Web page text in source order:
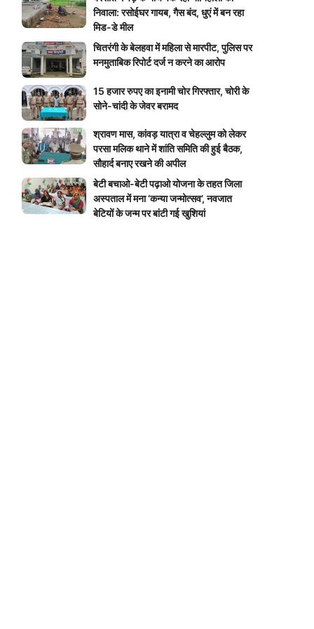
निवाला: रसोईघर गायब, गैस बंद, धुएं में बन रहा
मिड-डे मील
चितरंगी के बेलहवा में महिला से मारपीट, पुलिस पर
मनमुताबिक रिपोर्ट दर्ज न करने का आरोप
15 हजार रुपए का इनामी चोर गिरफ्तार, चोरी के
सोने-चांदी के जेवर बरामद
श्रावण मास, कांवड़ यात्रा व चेहल्लुम को लेकर
परसा मलिक थाने में शांति समिति की हुई बैठक,
सौहार्द बनाए रखने की अपील
बेटी बचाओ-बेटी पढ़ाओ योजना के तहत जिला
अस्पताल में मना ‘कन्या जन्मोत्सव’, नवजात
बेटियों के जन्म पर बांटी गई खुशियां